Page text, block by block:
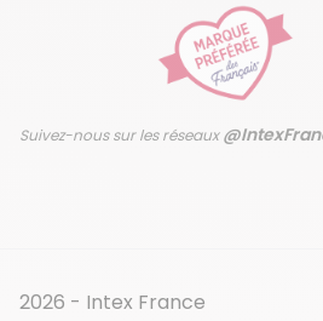
Suivez-nous sur les réseaux
2026 - Intex France